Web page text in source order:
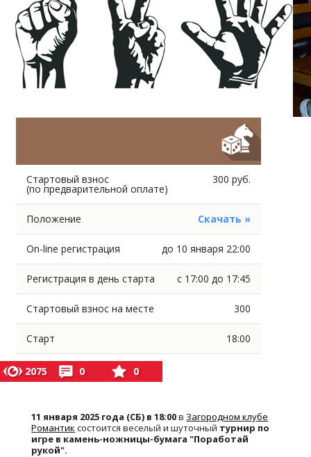
Стартовый взнос
(по предварительной оплате)
300 руб.
Положение Скачать »
On-line регистрация до 10 января 22:00
Регистрация в день старта с 17:00 до 17:45
Стартовый взнос на месте 300
Старт 18:00
2075 0 0
11 января 2025 года (СБ) в 18:00в Загородном клубе
Романтик состоится веселый и шуточный турнир по
игре в камень-ножницы-бумага "Поработай
рукой".